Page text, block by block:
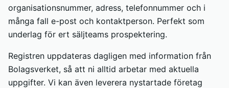
organisationsnummer, adress, telefonnummer och i
många fall e-post och kontaktperson. Perfekt som
underlag för ert säljteams prospektering.
Registren uppdateras dagligen med information från
Bolagsverket, så att ni alltid arbetar med aktuella
uppgifter. Vi kan även leverera nystartade företag